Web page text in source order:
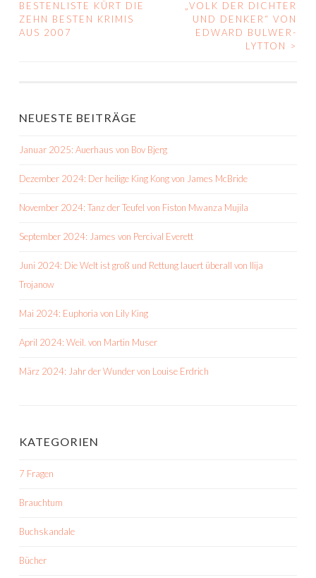
NAVIGATION
BESTENLISTE KÜRT DIE
ZEHN BESTEN KRIMIS
AUS 2007
„VOLK DER DICHTER
UND DENKER“ VON
EDWARD BULWER-
LYTTON
>
NEUESTE BEITRÄGE
Januar 2025: Auerhaus von Bov Bjerg
Dezember 2024: Der heilige King Kong von James McBride
November 2024: Tanz der Teufel von Fiston Mwanza Mujila
September 2024: James von Percival Everett
Juni 2024: Die Welt ist groß und Rettung lauert überall von Ilija
Trojanow
Mai 2024: Euphoria von Lily King
April 2024: Weil. von Martin Muser
März 2024: Jahr der Wunder von Louise Erdrich
KATEGORIEN
7 Fragen
Brauchtum
Buchskandale
Bücher